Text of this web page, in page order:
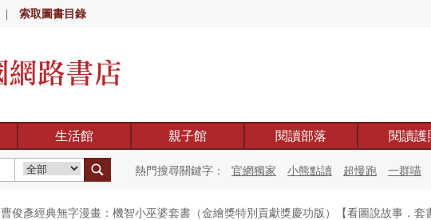
索取圖書目錄
生活館 親子館 閱讀部落 閱讀護
熱門搜尋關鍵字： 官網獨家 小熊點讀 超慢跑 一群喵
曹俊彥經典無字漫畫：機智小巫婆套書（金繪獎特別貢獻獎慶功版）【看圖說故事．套